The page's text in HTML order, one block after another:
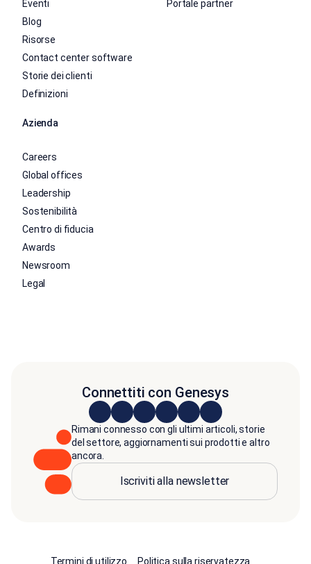
Eventi
Blog
Risorse
Contact center software
Storie dei clienti
Definizioni
Portale partner
Azienda
Careers
Global offices
Leadership
Sostenibilità
Centro di fiducia
Awards
Newsroom
Legal
Connettiti con Genesys
Rimani connesso con gli ultimi articoli, storie
del settore, aggiornamenti sui prodotti e altro
ancora.
Iscriviti alla newsletter
Termini di utilizzo Politica sulla riservatezza